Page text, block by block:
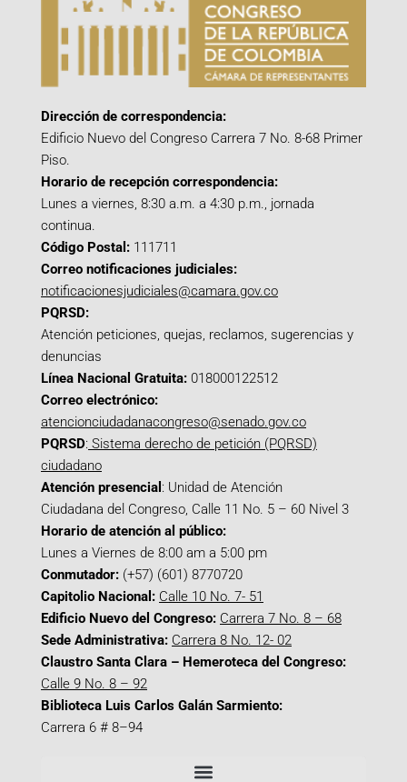
Dirección de correspondencia:
Edificio Nuevo del Congreso Carrera 7 No. 8-68 Primer
Piso.
Horario de recepción correspondencia:
Lunes a viernes, 8:30 a.m. a 4:30 p.m., jornada
continua.
Código Postal: 111711
Correo notificaciones judiciales:
notificacionesjudiciales@camara.gov.co
PQRSD:
Atención peticiones, quejas, reclamos, sugerencias y
denuncias
Línea Nacional Gratuita: 018000122512
Correo electrónico:
atencionciudadanacongreso@senado.gov.co
PQRSD: Sistema derecho de petición (PQRSD)
ciudadano
Atención presencial : Unidad de Atención
Ciudadana del Congreso, Calle 11 No. 5 – 60 Nivel 3
Horario de atención al público:
Lunes a Viernes de 8:00 am a 5:00 pm
Conmutador: (+57) (601) 8770720
Capitolio Nacional: Calle 10 No. 7- 51
Edificio Nuevo del Congreso: Carrera 7 No. 8 – 68
Sede Administrativa: Carrera 8 No. 12- 02
Claustro Santa Clara – Hemeroteca del Congreso:
Calle 9 No. 8 – 92
Biblioteca Luis Carlos Galán Sarmiento:
Carrera 6 # 8–94